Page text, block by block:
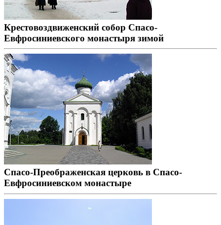
Крестовоздвиженский собор Спасо-
Евфросиниевского монастыря зимой
Спасо-Преображенская церковь в Спасо-
Евфросиниевском монастыре